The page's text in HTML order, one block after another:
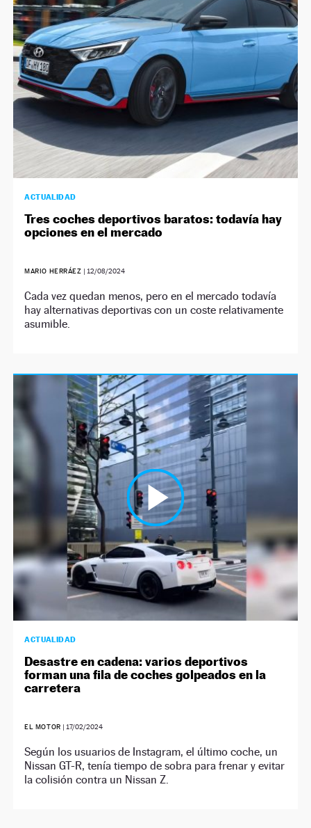
NEWSLETTER
SÍGUENOS
ACTUALIDAD
Tres coches deportivos baratos: todavía hay
opciones en el mercado
MARIO HERRÁEZ | 12/08/2024
Cada vez quedan menos, pero en el mercado todavía
hay alternativas deportivas con un coste relativamente
asumible.
ACTUALIDAD
Desastre en cadena: varios deportivos
forman una fila de coches golpeados en la
carretera
EL MOTOR | 17/02/2024
Según los usuarios de Instagram, el último coche, un
Nissan GT-R, tenía tiempo de sobra para frenar y evitar
la colisión contra un Nissan Z.